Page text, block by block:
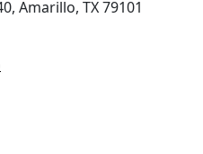
Amarillo, TX 79101